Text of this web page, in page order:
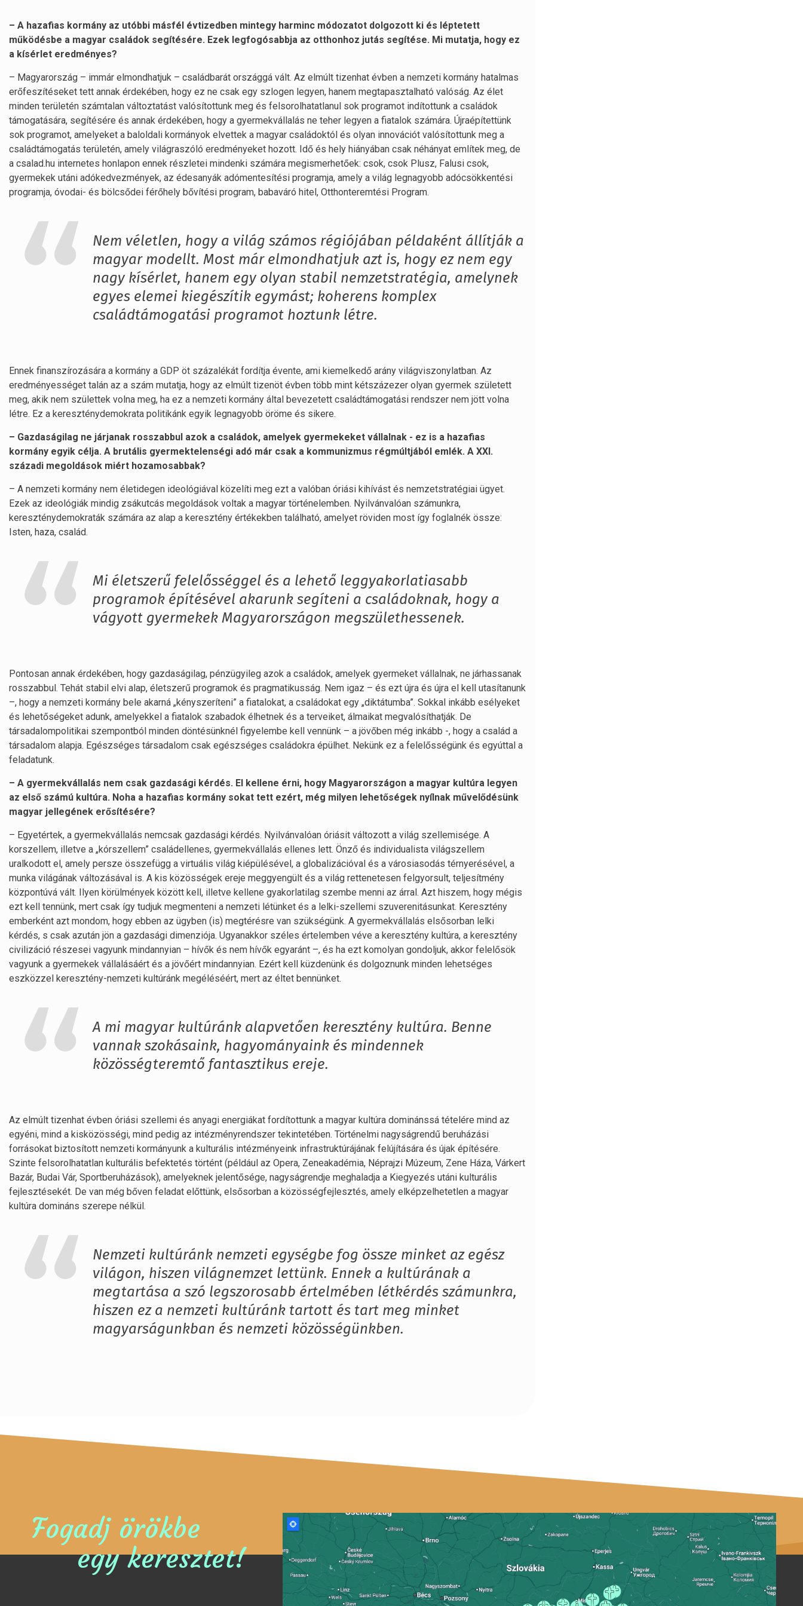
– A hazafias kormány az utóbbi másfél évtizedben mintegy harminc módozatot dolgozott ki és léptetett
működésbe a magyar családok segítésére. Ezek legfogósabbja az otthonhoz jutás segítése. Mi mutatja, hogy ez
a kísérlet eredményes?
– Magyarország – immár elmondhatjuk – családbarát országgá vált. Az elmúlt tizenhat évben a nemzeti kormány hatalmas
erőfeszítéseket tett annak érdekében, hogy ez ne csak egy szlogen legyen, hanem megtapasztalható valóság. Az élet
minden területén számtalan változtatást valósítottunk meg és felsorolhatatlanul sok programot indítottunk a családok
támogatására, segítésére és annak érdekében, hogy a gyermekvállalás ne teher legyen a fiatalok számára. Újraépítettünk
sok programot, amelyeket a baloldali kormányok elvettek a magyar családoktól és olyan innovációt valósítottunk meg a
családtámogatás területén, amely világraszóló eredményeket hozott. Idő és hely hiányában csak néhányat említek meg, de
a csalad.hu internetes honlapon ennek részletei mindenki számára megismerhetőek: csok, csok Plusz, Falusi csok,
gyermekek utáni adókedvezmények, az édesanyák adómentesítési programja, amely a világ legnagyobb adócsökkentési
programja, óvodai- és bölcsődei férőhely bővítési program, babaváró hitel, Otthonteremtési Program.
Nem véletlen, hogy a világ számos régiójában példaként állítják a
magyar modellt. Most már elmondhatjuk azt is, hogy ez nem egy
nagy kísérlet, hanem egy olyan stabil nemzetstratégia, amelynek
egyes elemei kiegészítik egymást; koherens komplex
családtámogatási programot hoztunk létre.
Ennek finanszírozására a kormány a GDP öt százalékát fordítja évente, ami kiemelkedő arány világviszonylatban. Az
eredményességet talán az a szám mutatja, hogy az elmúlt tizenöt évben több mint kétszázezer olyan gyermek született
meg, akik nem születtek volna meg, ha ez a nemzeti kormány által bevezetett családtámogatási rendszer nem jött volna
létre. Ez a kereszténydemokrata politikánk egyik legnagyobb öröme és sikere.
– Gazdaságilag ne járjanak rosszabbul azok a családok, amelyek gyermekeket vállalnak - ez is a hazafias
kormány egyik célja. A brutális gyermektelenségi adó már csak a kommunizmus régmúltjából emlék. A XXI.
századi megoldások miért hozamosabbak?
– A nemzeti kormány nem életidegen ideológiával közelíti meg ezt a valóban óriási kihívást és nemzetstratégiai ügyet.
Ezek az ideológiák mindig zsákutcás megoldások voltak a magyar történelemben. Nyilvánvalóan számunkra,
kereszténydemokraták számára az alap a keresztény értékekben található, amelyet röviden most így foglalnék össze:
Isten, haza, család.
Mi életszerű felelősséggel és a lehető leggyakorlatiasabb
programok építésével akarunk segíteni a családoknak, hogy a
vágyott gyermekek Magyarországon megszülethessenek.
Pontosan annak érdekében, hogy gazdaságilag, pénzügyileg azok a családok, amelyek gyermeket vállalnak, ne járhassanak
rosszabbul. Tehát stabil elvi alap, életszerű programok és pragmatikusság. Nem igaz – és ezt újra és újra el kell utasítanunk
–, hogy a nemzeti kormány bele akarná „kényszeríteni” a fiatalokat, a családokat egy „diktátumba”. Sokkal inkább esélyeket
és lehetőségeket adunk, amelyekkel a fiatalok szabadok élhetnek és a terveiket, álmaikat megvalósíthatják. De
társadalompolitikai szempontból minden döntésünknél figyelembe kell vennünk – a jövőben még inkább -, hogy a család a
társadalom alapja. Egészséges társadalom csak egészséges családokra épülhet. Nekünk ez a felelősségünk és egyúttal a
feladatunk.
– A gyermekvállalás nem csak gazdasági kérdés. El kellene érni, hogy Magyarországon a magyar kultúra legyen
az első számú kultúra. Noha a hazafias kormány sokat tett ezért, még milyen lehetőségek nyílnak művelődésünk
magyar jellegének erősítésére?
– Egyetértek, a gyermekvállalás nemcsak gazdasági kérdés. Nyilvánvalóan óriásit változott a világ szellemisége. A
korszellem, illetve a „kórszellem” családellenes, gyermekvállalás ellenes lett. Önző és individualista világszellem
uralkodott el, amely persze összefügg a virtuális világ kiépülésével, a globalizációval és a városiasodás térnyerésével, a
munka világának változásával is. A kis közösségek ereje meggyengült és a világ rettenetesen felgyorsult, teljesítmény
központúvá vált. Ilyen körülmények között kell, illetve kellene gyakorlatilag szembe menni az árral. Azt hiszem, hogy mégis
ezt kell tennünk, mert csak így tudjuk megmenteni a nemzeti létünket és a lelki-szellemi szuverenitásunkat. Keresztény
emberként azt mondom, hogy ebben az ügyben (is) megtérésre van szükségünk. A gyermekvállalás elsősorban lelki
kérdés, s csak azután jön a gazdasági dimenziója. Ugyanakkor széles értelemben véve a keresztény kultúra, a keresztény
civilizáció részesei vagyunk mindannyian – hívők és nem hívők egyaránt –, és ha ezt komolyan gondoljuk, akkor felelősök
vagyunk a gyermekek vállalásáért és a jövőért mindannyian. Ezért kell küzdenünk és dolgoznunk minden lehetséges
eszközzel keresztény-nemzeti kultúránk megéléséért, mert az éltet bennünket.
A mi magyar kultúránk alapvetően keresztény kultúra. Benne
vannak szokásaink, hagyományaink és mindennek
közösségteremtő fantasztikus ereje.
Az elmúlt tizenhat évben óriási szellemi és anyagi energiákat fordítottunk a magyar kultúra dominánssá tételére mind az
egyéni, mind a kisközösségi, mind pedig az intézményrendszer tekintetében. Történelmi nagyságrendű beruházási
forrásokat biztosított nemzeti kormányunk a kulturális intézményeink infrastruktúrájának felújítására és újak építésére.
Szinte felsorolhatatlan kulturális befektetés történt (például az Opera, Zeneakadémia, Néprajzi Múzeum, Zene Háza, Várkert
Bazár, Budai Vár, Sportberuházások), amelyeknek jelentősége, nagyságrendje meghaladja a Kiegyezés utáni kulturális
fejlesztésekét. De van még bőven feladat előttünk, elsősorban a közösségfejlesztés, amely elképzelhetetlen a magyar
kultúra domináns szerepe nélkül.
Nemzeti kultúránk nemzeti egységbe fog össze minket az egész
világon, hiszen világnemzet lettünk. Ennek a kultúrának a
megtartása a szó legszorosabb értelmében létkérdés számunkra,
hiszen ez a nemzeti kultúránk tartott és tart meg minket
magyarságunkban és nemzeti közösségünkben.
Fogadj örökbe
egy keresztet!